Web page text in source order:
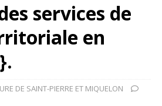
services de
en
DE SAINT-PIERRE ET MIQUELON